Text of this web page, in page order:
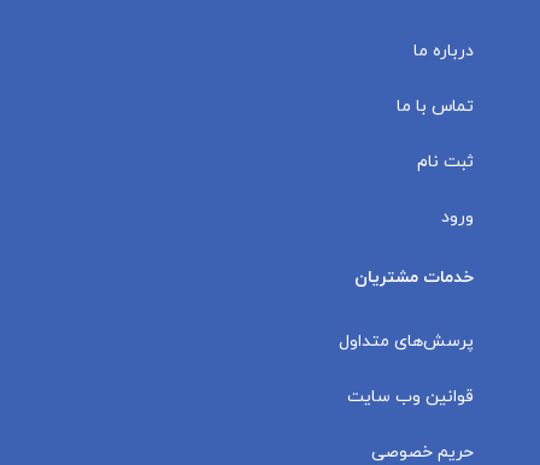
درباره ما
تماس با ما
ثبت نام
ورود
خدمات مشتریان
پرسش‌های متداول
قوانین وب سایت
حریم خصوصی